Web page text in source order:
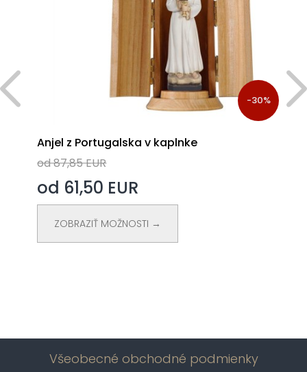
-30%
Anjel z Portugalska v kaplnke
od 87,85 EUR
od 61,50 EUR
ZOBRAZIŤ MOŽNOSTI →
Všeobecné obchodné podmienky